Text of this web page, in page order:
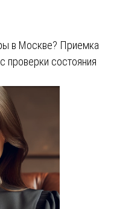
в Москве? Приемка
проверки состояния